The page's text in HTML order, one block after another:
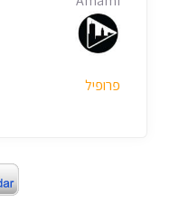
פרופיל